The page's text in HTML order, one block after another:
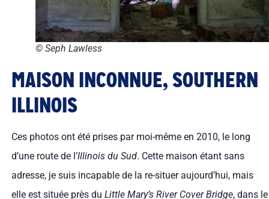
© Seph Lawless
MAISON INCONNUE, SOUTHERN
ILLINOIS
Ces photos ont été prises par moi-même en 2010, le long
d’une route de l’Illinois du Sud. Cette maison étant sans
adresse, je suis incapable de la re-situer aujourd’hui, mais
elle est située près du Little Mary’s River Cover Bridge, dans le